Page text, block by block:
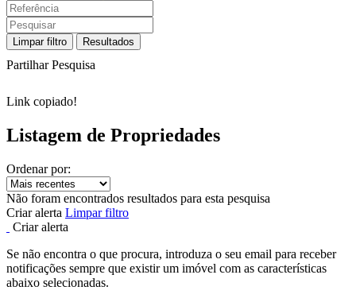
Limpar filtro Resultados
Partilhar Pesquisa
Link copiado!
Listagem de Propriedades
Ordenar por:
Não foram encontrados resultados para esta pesquisa
Criar alerta Limpar filtro
Criar alerta
Se não encontra o que procura, introduza o seu email para receber
notificações sempre que existir um imóvel com as características
abaixo selecionadas.